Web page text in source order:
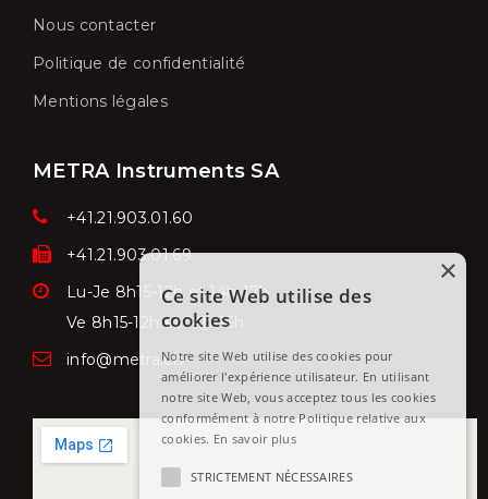
Nous contacter
Politique de confidentialité
Mentions légales
METRA Instruments SA
+41.21.903.01.60
+41.21.903.01.69
Lu-Je 8h15-12h et 14h-17h
Ve 8h15-12h et 14h-16h
info@metra.ch
×
Ce site Web utilise des
cookies
Notre site Web utilise des cookies pour
améliorer l'expérience utilisateur. En utilisant
notre site Web, vous acceptez tous les cookies
conformément à notre Politique relative aux
cookies. En savoir plus
STRICTEMENT NÉCESSAIRES